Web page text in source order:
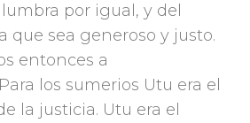
por igual, y del
que sea generoso y justo.
entonces a
los sumerios Utu era el
la justicia. Utu era el